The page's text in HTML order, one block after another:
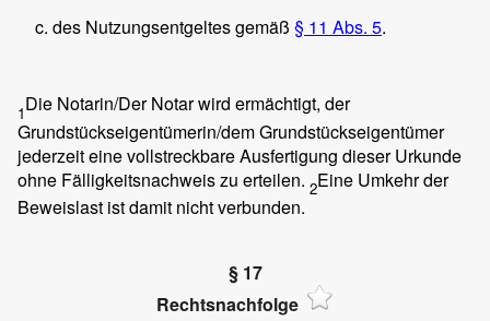
des Nutzungsentgeltes gemäß § 11 Abs. 5.
1Die Notarin/Der Notar wird ermächtigt, der
Grundstückseigentümerin/dem Grundstückseigentümer
jederzeit eine vollstreckbare Ausfertigung dieser Urkunde
ohne Fälligkeitsnachweis zu erteilen. 2Eine Umkehr der
Beweislast ist damit nicht verbunden.
§ 17
Rechtsnachfolge